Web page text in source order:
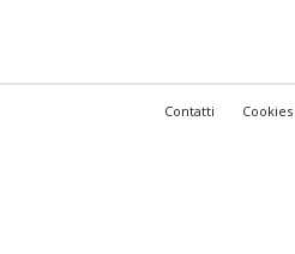
Contatti Cookies